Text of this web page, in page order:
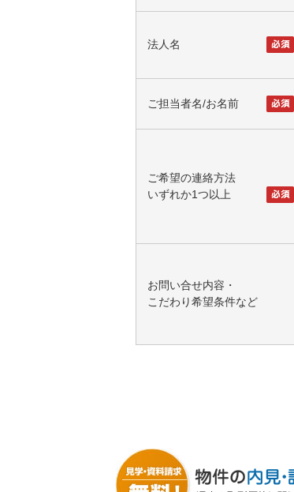
法人名
ご担当者名/お名前
ご希望の連絡方法
いずれか1つ以上
お問い合せ内容・
こだわり希望条件など